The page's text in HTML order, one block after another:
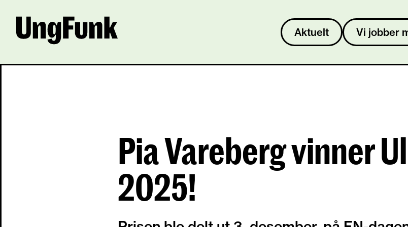
Aktuelt Vi jobber
Pia Vareberg vinner
2025!